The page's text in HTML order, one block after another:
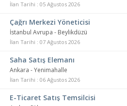
İlan Tarihi : 05 Ağustos 2026
Çağrı Merkezi Yöneticisi
İstanbul Avrupa - Beylikdüzü
İlan Tarihi : 07 Ağustos 2026
Saha Satış Elemanı
Ankara - Yenimahalle
İlan Tarihi : 06 Ağustos 2026
E-Ticaret Satış Temsilcisi